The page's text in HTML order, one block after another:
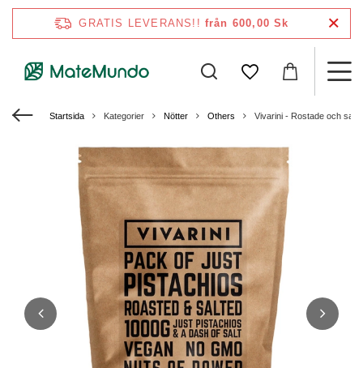
GRATIS LEVERANS!! från 600,00 Sk
Startsida Kategorier Nötter Others Vivarini - Rostade och